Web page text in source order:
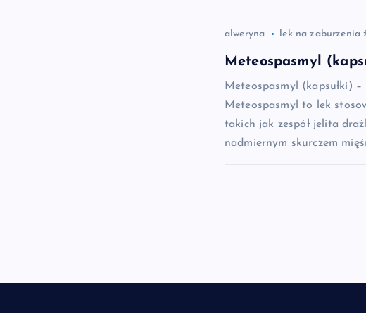
alweryna lek na zaburzenia
Meteospasmyl
Meteospasmyl (kapsułki)
Meteospasmyl to lek
takich jak zespół jelita
nadmiernym skurczem